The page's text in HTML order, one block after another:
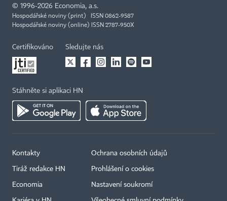
© 1996-2026 Economia, a.s.
Hospodářské noviny (print) ISSN 0862-9587
Hospodářské noviny (online) ISSN 2787-950X
Certifikováno Sledujte nás
Stáhněte si aplikaci HN
Kontakty
Tiráž redakce HN
Economia
Ochrana osobních údajů
Prohlášení o cookies
Nastavení soukromí